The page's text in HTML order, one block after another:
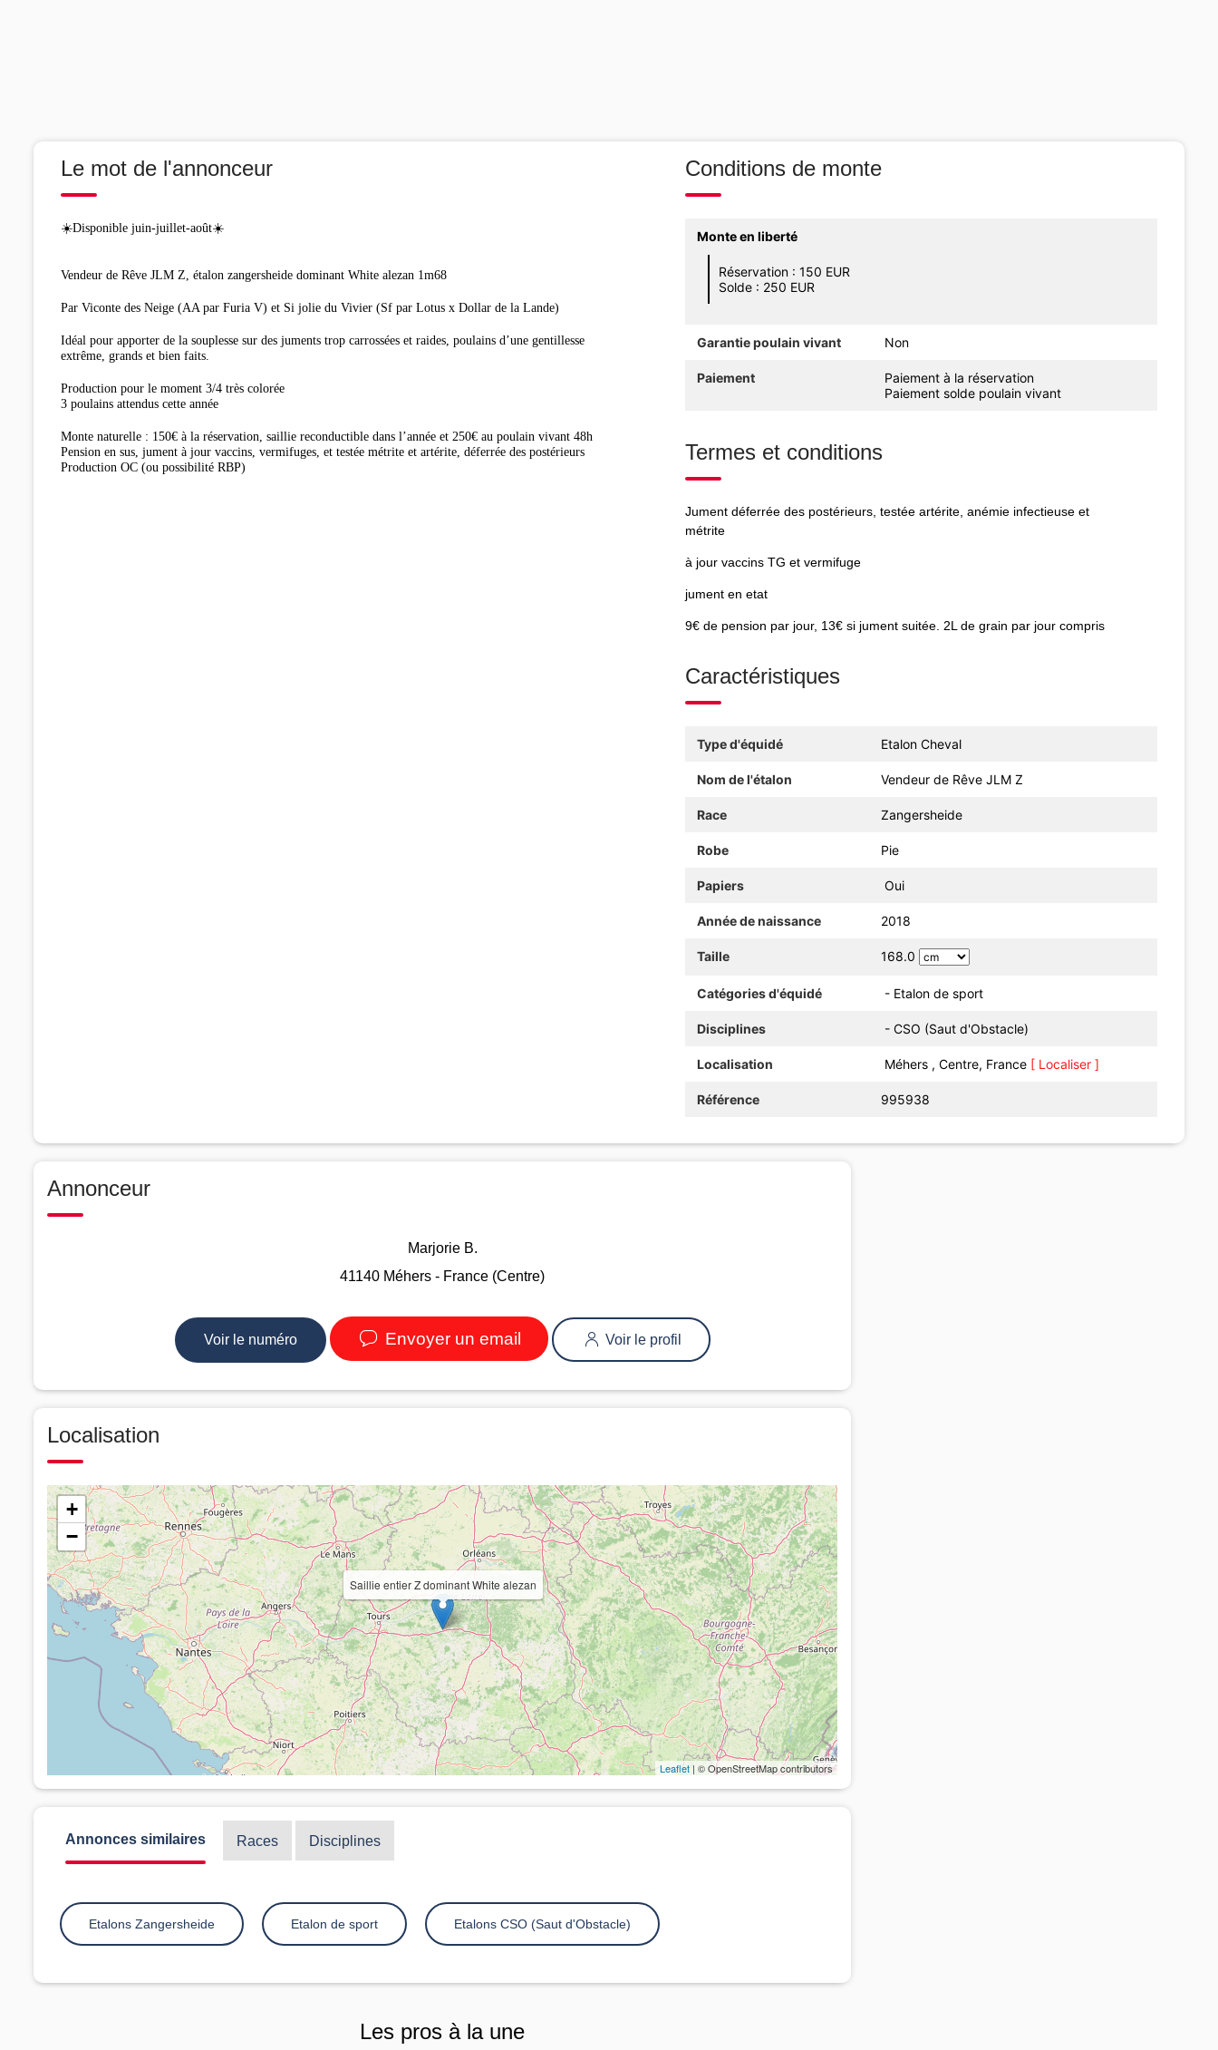
Le mot de l'annonceur
☀️Disponible juin-juillet-août☀️
Vendeur de Rêve JLM Z, étalon zangersheide dominant White alezan 1m68
Par Viconte des Neige (AA par Furia V) et Si jolie du Vivier (Sf par Lotus x Dollar de la Lande)
Idéal pour apporter de la souplesse sur des juments trop carrossées et raides, poulains d’une gentillesse
extrême, grands et bien faits.
Production pour le moment 3/4 très colorée
3 poulains attendus cette année
Monte naturelle : 150€ à la réservation, saillie reconductible dans l’année et 250€ au poulain vivant 48h
Pension en sus, jument à jour vaccins, vermifuges, et testée métrite et artérite, déferrée des postérieurs
Production OC (ou possibilité RBP)
Conditions de monte
Monte en liberté
Réservation : 150 EUR
Solde : 250 EUR
Garantie poulain vivant Non
Paiement
Paiement à la réservation
Paiement solde poulain vivant
Termes et conditions
Jument déferrée des postérieurs, testée artérite, anémie infectieuse et
métrite
à jour vaccins TG et vermifuge
jument en etat
9€ de pension par jour, 13€ si jument suitée. 2L de grain par jour compris
Caractéristiques
Type d'équidé Etalon Cheval
Nom de l'étalon Vendeur de Rêve JLM Z
Race Zangersheide
Robe Pie
Papiers Oui
Année de naissance 2018
Taille 168.0
Catégories d'équidé - Etalon de sport
Disciplines - CSO (Saut d'Obstacle)
Localisation Méhers , Centre, France [ Localiser ]
Référence 995938
Annonceur
Marjorie B.
41140 Méhers - France (Centre)
Voir le numéro Envoyer un email Voir le profil
Localisation
Saillie entier Z dominant White alezan
+
−
Leaflet | © OpenStreetMap contributors
Annonces similaires Races Disciplines
Etalons Zangersheide Etalon de sport Etalons CSO (Saut d'Obstacle)
Les pros à la une